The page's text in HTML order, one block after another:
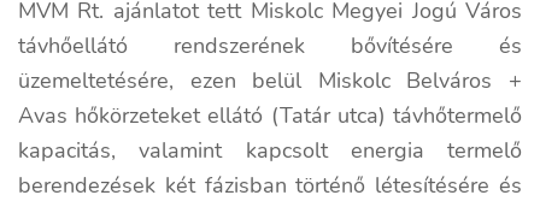
MVM Rt. ajánlatot tett Miskolc Megyei Jogú Város
távhőellátó rendszerének bővítésére és
üzemeltetésére, ezen belül Miskolc Belváros +
Avas hőkörzeteket ellátó (Tatár utca) távhőtermelő
kapacitás, valamint kapcsolt energia termelő
berendezések két fázisban történő létesítésére és